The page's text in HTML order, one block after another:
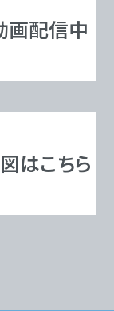
画配信中
はこちら